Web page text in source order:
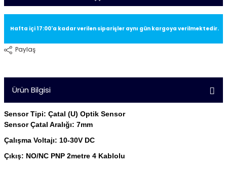
Hafta içi 17:00'a kadar verilen siparişler aynı gün kargoya verilmektedir.
Paylaş
Ürün Bilgisi
Sensor Tipi: Çatal (U) Optik Sensor
Sensor Çatal Aralığı: 7mm
Çalışma Voltajı: 10-30V DC
Çıkış: NO/NC PNP 2metre 4 Kablolu